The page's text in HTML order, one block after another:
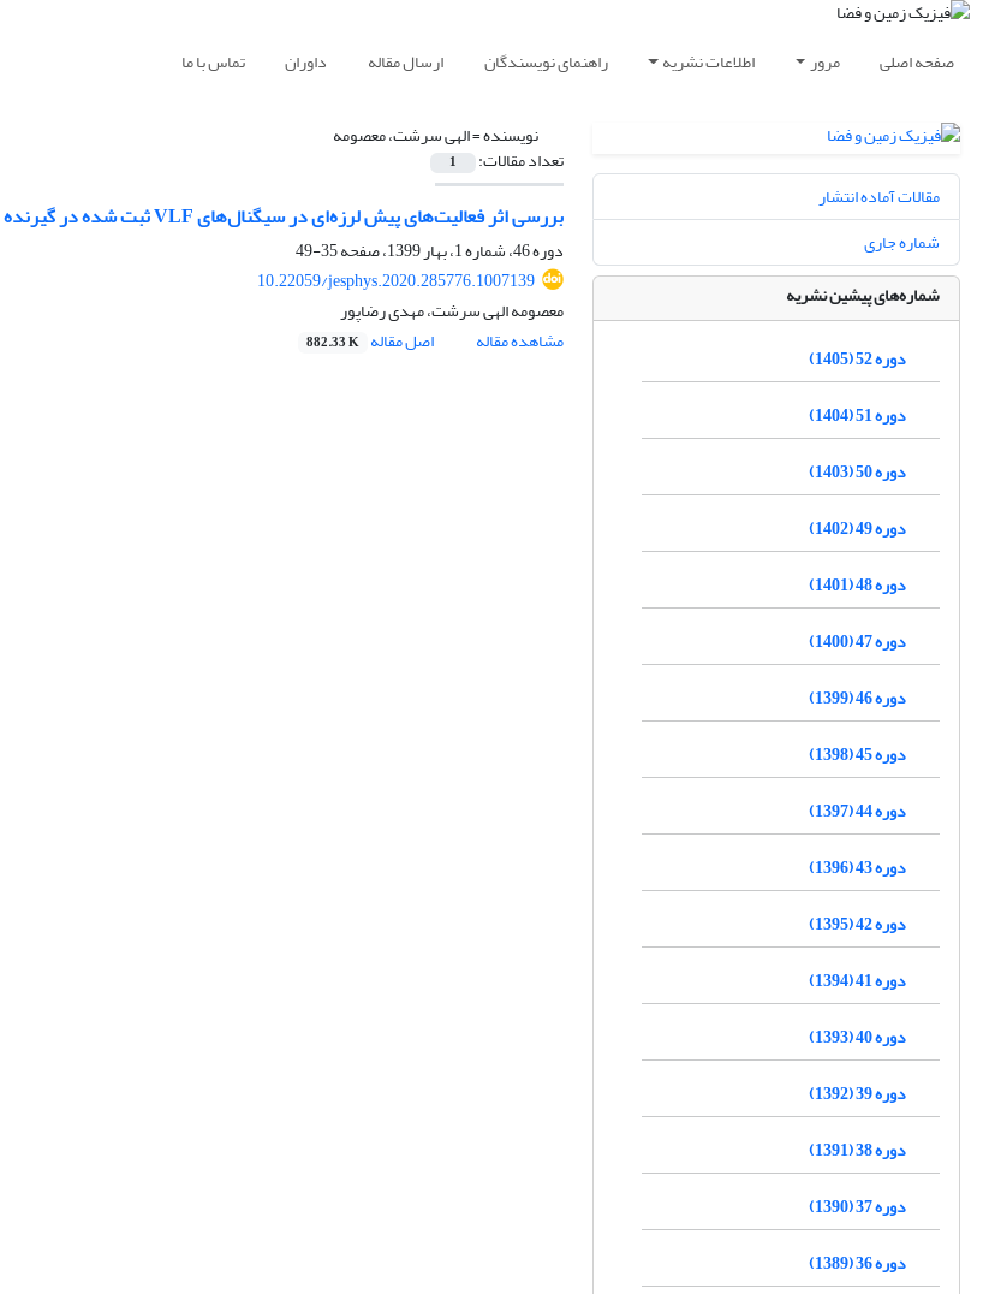
صفحه اصلی مرور اطلاعات نشریه راهنمای نویسندگان ارسال مقاله داوران تماس با ما
نویسنده =الهی سرشت، معصومه
تعداد مقالات: 1
بررسی اثر فعالیت‌های پیش لرزه‌ای در سیگنال‌های VLF ثبت شده در گیرنده تهران
دوره 46، شماره 1، بهار 1399، صفحه
35-49
10.22059/jesphys.2020.285776.1007139
معصومه الهی سرشت، مهدی رضاپور
مشاهده مقاله
اصل مقاله 882.33 K
مقالات آماده انتشار
شماره جاری
شماره‌های پیشین نشریه
دوره 52 (1405)
دوره 51 (1404)
دوره 50 (1403)
دوره 49 (1402)
دوره 48 (1401)
دوره 47 (1400)
دوره 46 (1399)
دوره 45 (1398)
دوره 44 (1397)
دوره 43 (1396)
دوره 42 (1395)
دوره 41 (1394)
دوره 40 (1393)
دوره 39 (1392)
دوره 38 (1391)
دوره 37 (1390)
دوره 36 (1389)